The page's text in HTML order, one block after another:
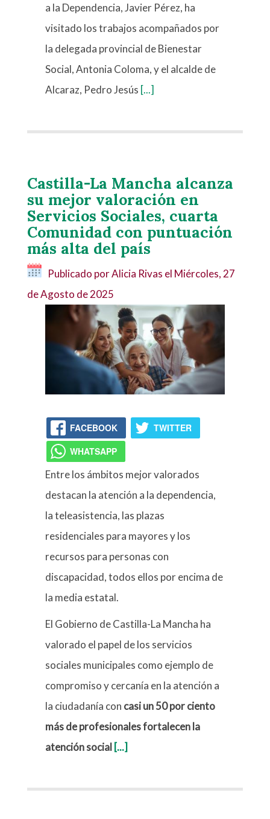
a la Dependencia, Javier Pérez, ha
visitado los trabajos acompañados por
la delegada provincial de Bienestar
Social, Antonia Coloma, y el alcalde de
Alcaraz, Pedro Jesús [...]
Castilla-La Mancha alcanza
su mejor valoración en
Servicios Sociales, cuarta
Comunidad con puntuación
más alta del país
Publicado por Alicia Rivas el Miércoles, 27
de Agosto de 2025
FACEBOOK
TWITTER
WHATSAPP
Entre los ámbitos mejor valorados
destacan la atención a la dependencia,
la teleasistencia, las plazas
residenciales para mayores y los
recursos para personas con
discapacidad, todos ellos por encima de
la media estatal.
El Gobierno de Castilla-La Mancha ha
valorado el papel de los servicios
sociales municipales como ejemplo de
compromiso y cercanía en la atención a
la ciudadanía con casi un 50 por ciento
más de profesionales fortalecen la
atención social [...]